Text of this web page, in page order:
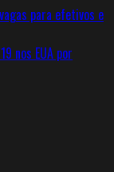
para efetivos e
nos EUA por